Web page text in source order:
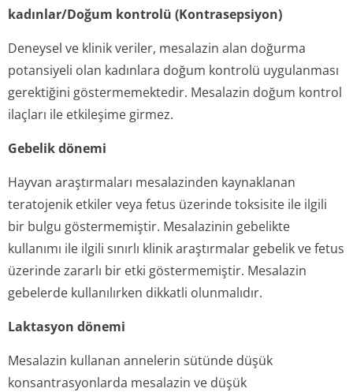
kadınlar/Doğum kontrolü (Kontrasepsiyon)
Deneysel ve klinik veriler, mesalazin alan doğurma
potansiyeli olan kadınlara doğum kontrolü uygulanması
gerektiğini göstermemektedir. Mesalazin doğum kontrol
ilaçları ile etkileşime girmez.
Gebelik dönemi
Hayvan araştırmaları mesalazinden kaynaklanan
teratojenik etkiler veya fetus üzerinde toksisite ile ilgili
bir bulgu göstermemiştir. Mesalazinin gebelikte
kullanımı ile ilgili sınırlı klinik araştırmalar gebelik ve fetus
üzerinde zararlı bir etki göstermemiştir. Mesalazin
gebelerde kullanılırken dikkatli olunmalıdır.
Laktasyon dönemi
Mesalazin kullanan annelerin sütünde düşük
konsantrasyonlarda mesalazin ve düşük